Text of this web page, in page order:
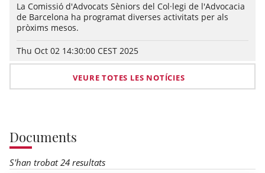
La Comissió d'Advocats Sèniors del Col·legi de l'Advocacia
de Barcelona ha programat diverses activitats per als
pròxims mesos.
Thu Oct 02 14:30:00 CEST 2025
VEURE TOTES LES NOTÍCIES
Documents
S'han trobat 24 resultats